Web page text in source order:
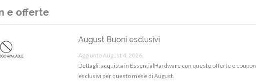
e offerte
August Buoni esclusivi
Aggiunto August 4, 2026.
Dettagli: acquista in EssentialHardware con queste offerte e coupon
esclusivi per questo mese di August.